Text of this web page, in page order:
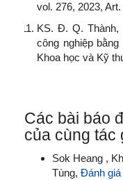
vol. 276, 2023,
KS. Đ. Q. Thành,
công nghiệp
Khoa học và Kỹ
Các bài báo
của cùng tác
Sok Heang ,
Tùng, Đánh giá